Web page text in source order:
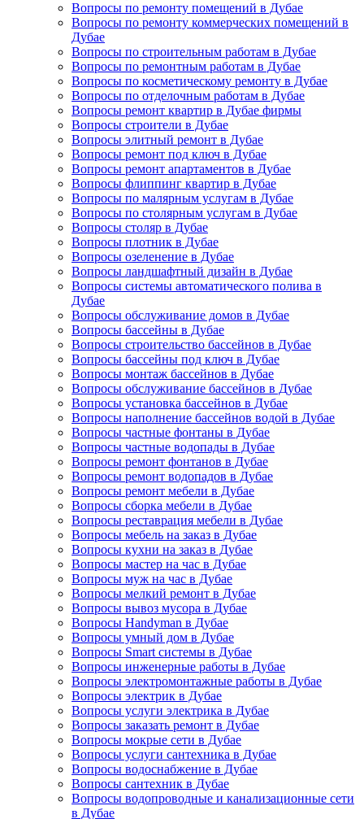
Вопросы по ремонту помещений в Дубае
Вопросы по ремонту коммерческих помещений в
Дубае
Вопросы по строительным работам в Дубае
Вопросы по ремонтным работам в Дубае
Вопросы по косметическому ремонту в Дубае
Вопросы по отделочным работам в Дубае
Вопросы ремонт квартир в Дубае фирмы
Вопросы строители в Дубае
Вопросы элитный ремонт в Дубае
Вопросы ремонт под ключ в Дубае
Вопросы ремонт апартаментов в Дубае
Вопросы флиппинг квартир в Дубае
Вопросы по малярным услугам в Дубае
Вопросы по столярным услугам в Дубае
Вопросы столяр в Дубае
Вопросы плотник в Дубае
Вопросы озеленение в Дубае
Вопросы ландшафтный дизайн в Дубае
Вопросы системы автоматического полива в
Дубае
Вопросы обслуживание домов в Дубае
Вопросы бассейны в Дубае
Вопросы строительство бассейнов в Дубае
Вопросы бассейны под ключ в Дубае
Вопросы монтаж бассейнов в Дубае
Вопросы обслуживание бассейнов в Дубае
Вопросы установка бассейнов в Дубае
Вопросы наполнение бассейнов водой в Дубае
Вопросы частные фонтаны в Дубае
Вопросы частные водопады в Дубае
Вопросы ремонт фонтанов в Дубае
Вопросы ремонт водопадов в Дубае
Вопросы ремонт мебели в Дубае
Вопросы сборка мебели в Дубае
Вопросы реставрация мебели в Дубае
Вопросы мебель на заказ в Дубае
Вопросы кухни на заказ в Дубае
Вопросы мастер на час в Дубае
Вопросы муж на час в Дубае
Вопросы мелкий ремонт в Дубае
Вопросы вывоз мусора в Дубае
Вопросы Handyman в Дубае
Вопросы умный дом в Дубае
Вопросы Smart системы в Дубае
Вопросы инженерные работы в Дубае
Вопросы электромонтажные работы в Дубае
Вопросы электрик в Дубае
Вопросы услуги электрика в Дубае
Вопросы заказать ремонт в Дубае
Вопросы мокрые сети в Дубае
Вопросы услуги сантехника в Дубае
Вопросы водоснабжение в Дубае
Вопросы сантехник в Дубае
Вопросы водопроводные и канализационные сети
в Дубае